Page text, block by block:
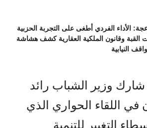
الأداء الفردي أطغى على التجربة الحزبية
القبة وقانون الملكية العقارية كشف هشاشة
النيابية
وزير الشباب رائد
اللقاء الحواري الذي
التغيير للتنمية